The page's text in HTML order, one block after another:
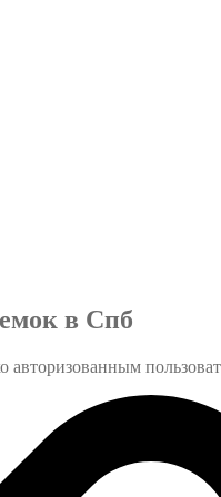
в Спб
авторизованным